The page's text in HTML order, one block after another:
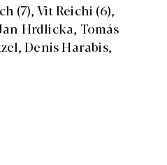
(7), Vit Reichi (6),
Hrdlicka, Tomás
Denis Harabis,